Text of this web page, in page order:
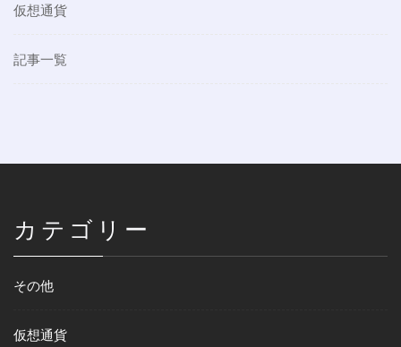
仮想通貨
記事一覧
カテゴリー
その他
仮想通貨